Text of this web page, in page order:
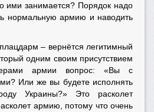
ими занимается? Порядок надо
нормальную армию и наводить
– вернётся легитимный
одним своим присутствием
армии вопрос: «Вы с
Или же вы будете исполнять
Украины?» Это расколет
армию, потому что очень